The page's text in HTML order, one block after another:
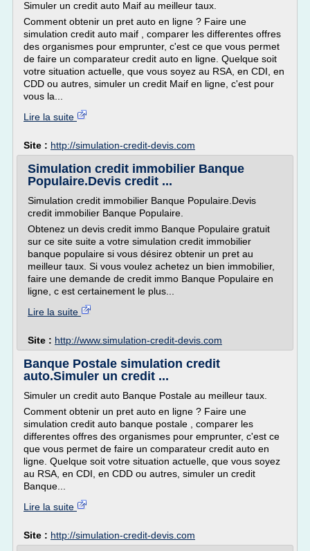
Simuler un credit auto Maif au meilleur taux.
Comment obtenir un pret auto en ligne ? Faire une
simulation credit auto maif , comparer les differentes offres
des organismes pour emprunter, c'est ce que vous permet
de faire un comparateur credit auto en ligne. Quelque soit
votre situation actuelle, que vous soyez au RSA, en CDI, en
CDD ou autres, simuler un credit Maif en ligne, c'est pour
vous la...
Lire la suite
Site : http://simulation-credit-devis.com
Simulation credit immobilier Banque
Populaire.Devis credit ...
Simulation credit immobilier Banque Populaire.Devis
credit immobilier Banque Populaire.
Obtenez un devis credit immo Banque Populaire gratuit
sur ce site suite a votre simulation credit immobilier
banque populaire si vous désirez obtenir un pret au
meilleur taux. Si vous voulez achetez un bien immobilier,
faire une demande de credit immo Banque Populaire en
ligne, c est certainement le plus...
Lire la suite
Site : http://www.simulation-credit-devis.com
Banque Postale simulation credit
auto.Simuler un credit ...
Simuler un credit auto Banque Postale au meilleur taux.
Comment obtenir un pret auto en ligne ? Faire une
simulation credit auto banque postale , comparer les
differentes offres des organismes pour emprunter, c'est ce
que vous permet de faire un comparateur credit auto en
ligne. Quelque soit votre situation actuelle, que vous soyez
au RSA, en CDI, en CDD ou autres, simuler un credit
Banque...
Lire la suite
Site : http://simulation-credit-devis.com